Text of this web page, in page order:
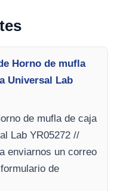
Horno de mufla
Universal Lab
de mufla de caja
Lab YR05272 //
enviarnos un correo
de